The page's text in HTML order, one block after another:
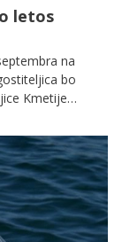
letos
na
bo
Kmetije
ki jih bomo